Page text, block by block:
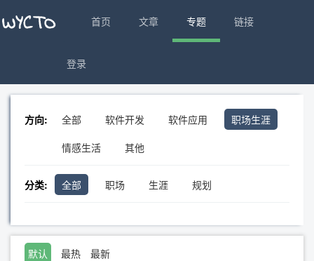
首页 文章 专题 链接
登录
方向: 全部 软件开发 软件应用
职场生涯
情感生活
其他
分类: 全部 职场 生涯 规划
默认 最热 最新